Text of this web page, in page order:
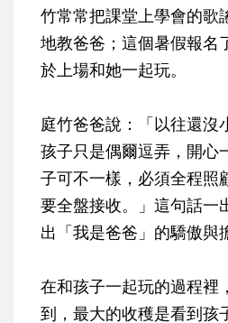
竹常常把課堂上學會的歌
地教爸爸；這個暑假報名
於上場和她一起玩。
庭竹爸爸說：「以往還沒
孩子只是偶爾逗弄，開心
子可不一樣，必須全程照
要全盤接收。」這句話一
出「我是爸爸」的驕傲與
在和孩子一起玩的過程裡
到，最大的收穫是看到孩